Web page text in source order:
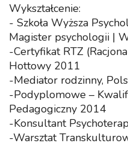
Wykształcenie:
- Szkoła Wyższa
Magister psychologii |
-Certyfikat RTZ
Hottowy 2011
-Mediator rodzinny,
-Podyplomowe –
Pedagogiczny 2014
-Konsultant
-Warsztat